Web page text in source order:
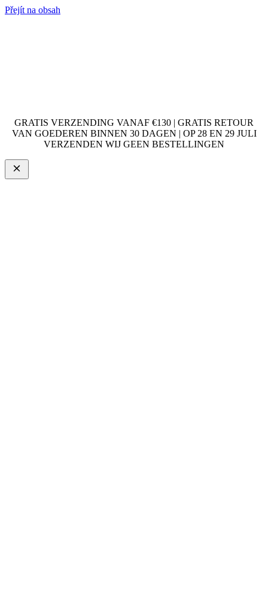
Přejít na obsah
GRATIS VERZENDING VANAF €130 | GRATIS RETOUR
VAN GOEDEREN BINNEN 30 DAGEN | OP 28 EN 29 JULI
VERZENDEN WIJ GEEN BESTELLINGEN